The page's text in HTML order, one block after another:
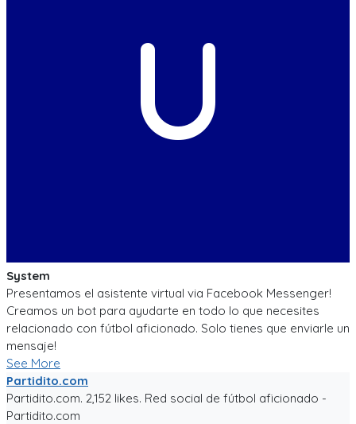
U
System
Presentamos el asistente virtual via Facebook Messenger!
Creamos un bot para ayudarte en todo lo que necesites
relacionado con fútbol aficionado. Solo tienes que enviarle un
mensaje!
See More
Partidito.com
Partidito.com. 2,152 likes. Red social de fútbol aficionado -
Partidito.com